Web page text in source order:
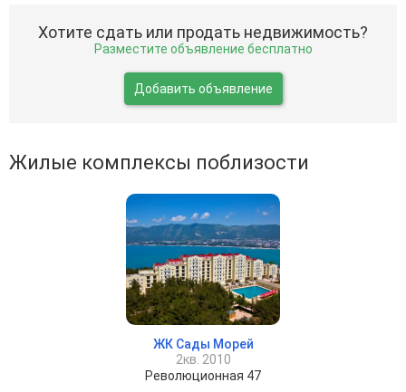
Хотите сдать или продать недвижимость?
Разместите объявление бесплатно
Добавить объявление
Жилые комплексы поблизости
ЖК Сады Морей
2кв. 2010
Революционная 47